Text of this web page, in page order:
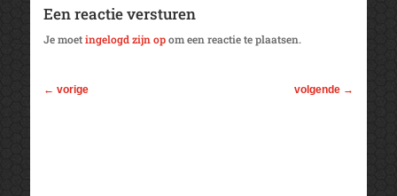
Een reactie versturen
Je moetingelogd zijn opom een reactie te plaatsen.
← vorige volgende →